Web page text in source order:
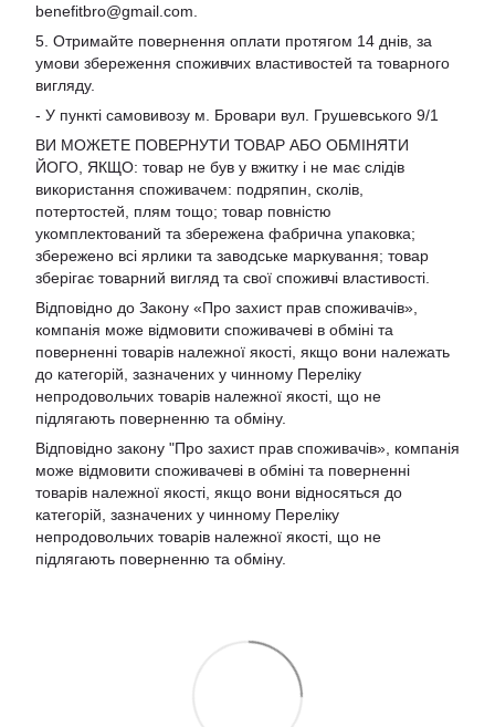
benefitbro@gmail.com.
5. Отримайте повернення оплати протягом 14 днів, за
умови збереження споживчих властивостей та товарного
вигляду.
- У пункті самовивозу м. Бровари вул. Грушевського 9/1
ВИ МОЖЕТЕ ПОВЕРНУТИ ТОВАР АБО ОБМІНЯТИ
ЙОГО, ЯКЩО: товар не був у вжитку і не має слідів
використання споживачем: подряпин, сколів,
потертостей, плям тощо; товар повністю
укомплектований та збережена фабрична упаковка;
збережено всі ярлики та заводське маркування; товар
зберігає товарний вигляд та свої споживчі властивості.
Відповідно до Закону «Про захист прав споживачів»,
компанія може відмовити споживачеві в обміні та
поверненні товарів належної якості, якщо вони належать
до категорій, зазначених у чинному Переліку
непродовольчих товарів належної якості, що не
підлягають поверненню та обміну.
Відповідно закону "Про захист прав споживачів», компанія
може відмовити споживачеві в обміні та поверненні
товарів належної якості, якщо вони відносяться до
категорій, зазначених у чинному Переліку
непродовольчих товарів належної якості, що не
підлягають поверненню та обміну.